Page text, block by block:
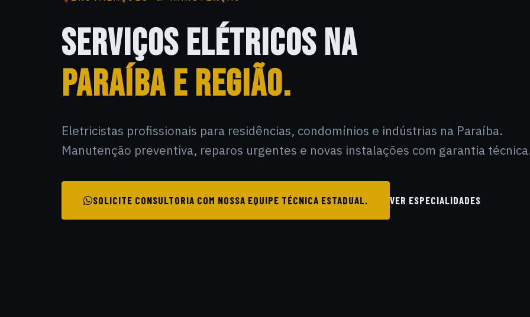
SERVIÇOS ELÉTRICOS NA
PARAÍBA E REGIÃO.
Eletricistas profissionais para residências, condomínios e indústrias na Paraíba.
Manutenção preventiva, reparos urgentes e novas instalações com garantia
SOLICITE CONSULTORIA COM NOSSA EQUIPE TÉCNICA ESTADUAL. VER ESPECIALIDADES